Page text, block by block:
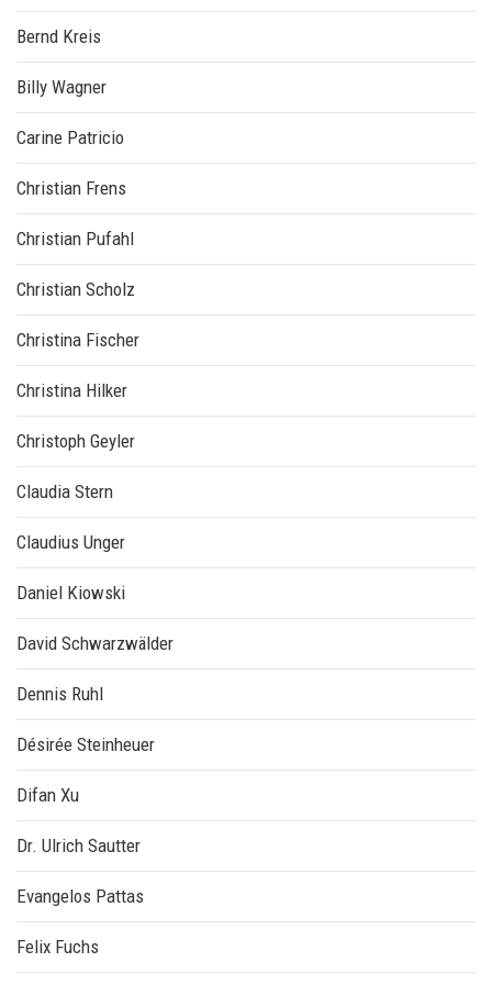
Bernd Kreis
Billy Wagner
Carine Patricio
Christian Frens
Christian Pufahl
Christian Scholz
Christina Fischer
Christina Hilker
Christoph Geyler
Claudia Stern
Claudius Unger
Daniel Kiowski
David Schwarzwälder
Dennis Ruhl
Désirée Steinheuer
Difan Xu
Dr. Ulrich Sautter
Evangelos Pattas
Felix Fuchs